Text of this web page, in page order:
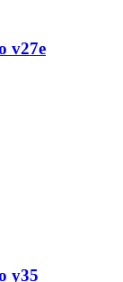
v27e
y35